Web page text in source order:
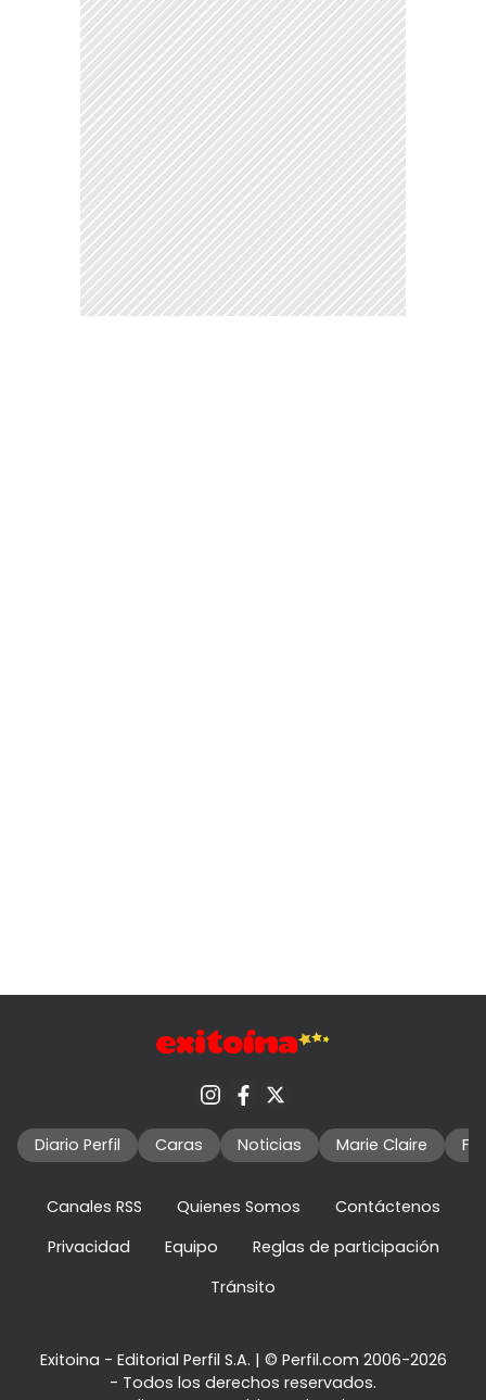
Diario Perfil Caras Noticias Marie Claire
Canales RSS Quienes Somos
Contáctenos
Privacidad
Equipo
Reglas de participación
Tránsito
Exitoina - Editorial Perfil S.A. | © Perfil.com 2006-2026
- Todos los derechos reservados.